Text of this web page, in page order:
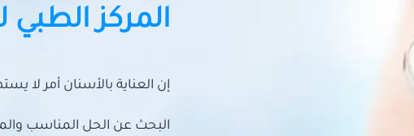
المركز الطبي
إن العناية بالأسنان أمر لا
البحث عن الحل المناسب